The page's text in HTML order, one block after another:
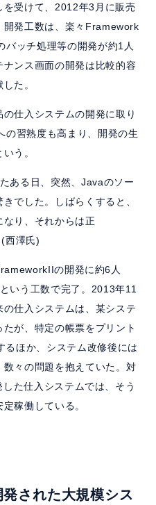
を受けて、2012年3月に販売
開発工数は、楽々Framework
バッチ処理等の開発が約1人
ンス画面の開発は比較的容
た。
仕入システムの開発に取り
の習熟度も高まり、開発の生
う。
ある日、突然、Javaのソー
でした。しばらくすると、
り、それからは正
(西澤氏)
の開発に約6人
いう工数で完了。2013年11
仕入システムは、某システ
が、特定の帳票をプリント
るほか、システム改修後には
々の問題を抱えていた。対
た仕入システムでは、そう
稼働している。
された大規模シス